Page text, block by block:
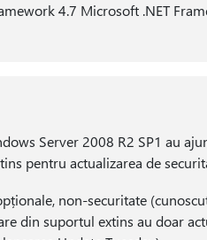
4.7 Microsoft .NET
Server 2008 R2 SP1 au
pentru actualizarea de
non-securitate
din suportul extins au doar